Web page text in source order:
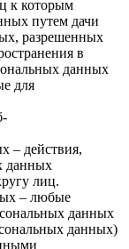
к которым
путем дачи
разрешенных
в
данных
для
– действия,
данных
лиц.
– любые
данных
данных)